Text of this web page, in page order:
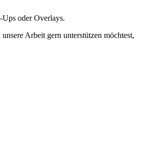
oder Overlays.
Arbeit gern unterstützen möchtest,